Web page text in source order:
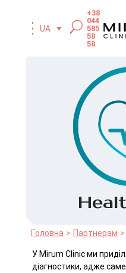
UA
+38
044
585
58
58
Головна Партнерам
У Mirum Clinic ми
діагностики, адже